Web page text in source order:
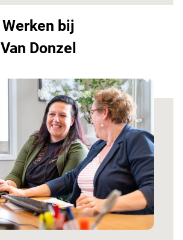
Werken bij
Van Donzel